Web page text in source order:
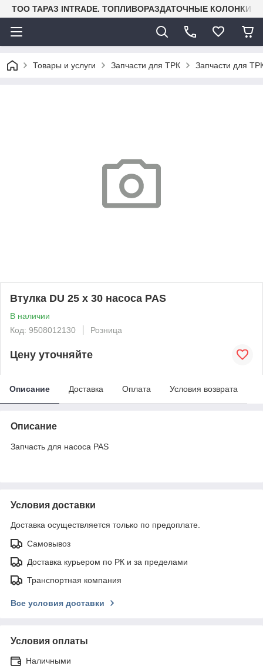
TOO ТАРАЗ INTRADE. ТОПЛИВОРАЗДАТОЧНЫЕ КОЛОНКИ
Товары и услуги Запчасти для ТРК Запчасти для
Втулка DU 25 x 30 насоса PAS
В наличии
Код: 9508012130
Розница
Цену уточняйте
Описание Доставка Оплата Условия возврата
Описание
Запчасть для насоса PAS
Условия доставки
Доставка осуществляется только по предоплате.
Самовывоз
Доставка курьером по РК и за пределами
Транспортная компания
Все условия доставки
Условия оплаты
Наличными